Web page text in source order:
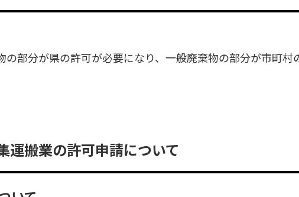
の部分が県の許可が必要になり、一般廃棄物の部分が市町村
運搬業の許可申請について